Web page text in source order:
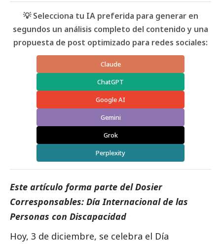
💡 Selecciona tu IA preferida para generar en
segundos un análisis completo del contenido y una
propuesta de post optimizado para redes sociales:
Claude
ChatGPT
Google AI
Gemini
Grok
Perplexity
Este artículo forma parte delDosier
Corresponsables: Día Internacional de las
Personas con Discapacidad
Hoy, 3 de diciembre, se celebra el Día